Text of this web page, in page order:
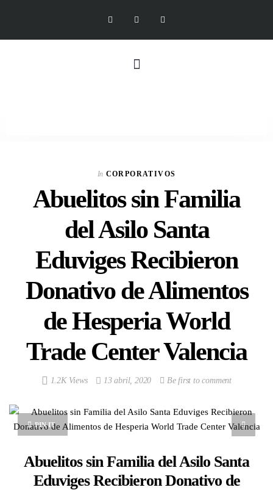
In CORPORATIVOS
Abuelitos sin Familia
del Asilo Santa
Eduviges Recibieron
Donativo de Alimentos
de Hesperia World
Trade Center Valencia
1.2K Views 13 abril, 2020 Be first to comment
PIN IT
Abuelitos sin Familia del Asilo Santa
Eduviges Recibieron Donativo de